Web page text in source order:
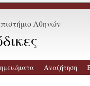
Αθηνών
Αναζήτηση